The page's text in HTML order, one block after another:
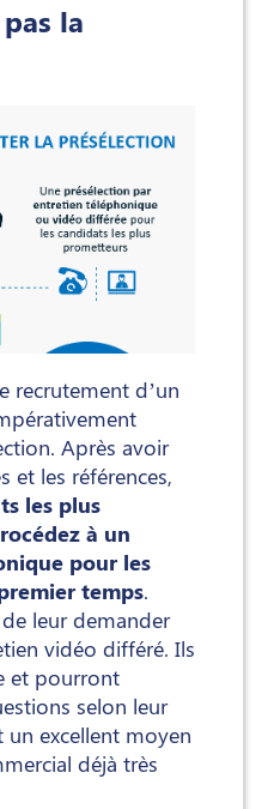
la
recrutement d’un
Après avoir
et les références,
les plus
à un
pour les
temps.
leur demander
vidéo différé. Ils
et pourront
selon leur
un excellent moyen
déjà très